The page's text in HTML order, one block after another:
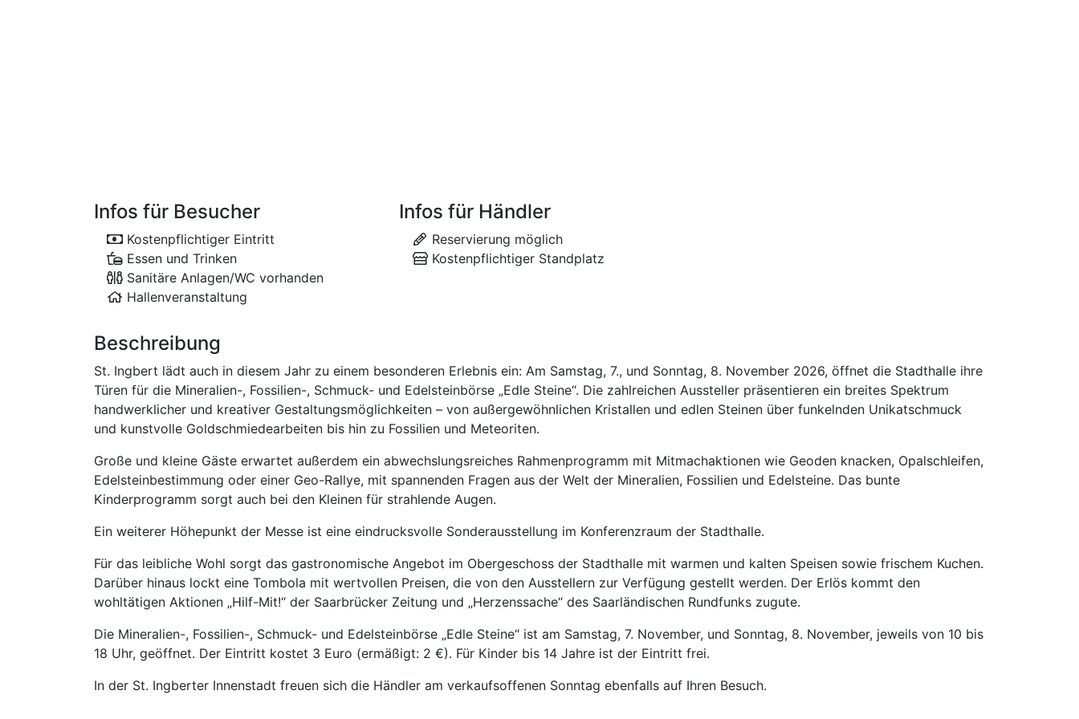
Infos für Besucher
Kostenpflichtiger Eintritt
Essen und Trinken
Sanitäre Anlagen/WC vorhanden
Hallenveranstaltung
Infos für Händler
Reservierung möglich
Kostenpflichtiger Standplatz
Beschreibung
St. Ingbert lädt auch in diesem Jahr zu einem besonderen Erlebnis ein: Am Samstag, 7., und Sonntag, 8. November 2026, öffnet die Stadthalle ihre
Türen für die Mineralien-, Fossilien-, Schmuck- und Edelsteinbörse „Edle Steine“. Die zahlreichen Aussteller präsentieren ein breites Spektrum
handwerklicher und kreativer Gestaltungsmöglichkeiten – von außergewöhnlichen Kristallen und edlen Steinen über funkelnden Unikatschmuck
und kunstvolle Goldschmiedearbeiten bis hin zu Fossilien und Meteoriten.
Große und kleine Gäste erwartet außerdem ein abwechslungsreiches Rahmenprogramm mit Mitmachaktionen wie Geoden knacken, Opalschleifen,
Edelsteinbestimmung oder einer Geo-Rallye, mit spannenden Fragen aus der Welt der Mineralien, Fossilien und Edelsteine. Das bunte
Kinderprogramm sorgt auch bei den Kleinen für strahlende Augen.
Ein weiterer Höhepunkt der Messe ist eine eindrucksvolle Sonderausstellung im Konferenzraum der Stadthalle.
Für das leibliche Wohl sorgt das gastronomische Angebot im Obergeschoss der Stadthalle mit warmen und kalten Speisen sowie frischem Kuchen.
Darüber hinaus lockt eine Tombola mit wertvollen Preisen, die von den Ausstellern zur Verfügung gestellt werden. Der Erlös kommt den
wohltätigen Aktionen „Hilf-Mit!“ der Saarbrücker Zeitung und „Herzenssache“ des Saarländischen Rundfunks zugute.
Die Mineralien-, Fossilien-, Schmuck- und Edelsteinbörse „Edle Steine“ ist am Samstag, 7. November, und Sonntag, 8. November, jeweils von 10 bis
18 Uhr, geöffnet. Der Eintritt kostet 3 Euro (ermäßigt: 2 €). Für Kinder bis 14 Jahre ist der Eintritt frei.
In der St. Ingberter Innenstadt freuen sich die Händler am verkaufsoffenen Sonntag ebenfalls auf Ihren Besuch.